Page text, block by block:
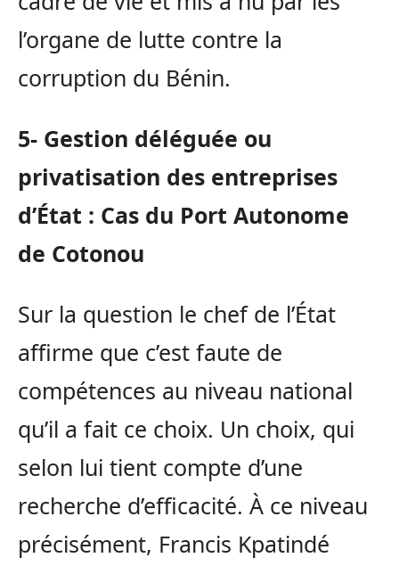
l’organe de lutte contre la
corruption du Bénin.
5- Gestion déléguée ou
privatisation des entreprises
d’État : Cas du Port Autonome
de Cotonou
Sur la question le chef de l’État
affirme que c’est faute de
compétences au niveau national
qu’il a fait ce choix. Un choix, qui
selon lui tient compte d’une
recherche d’efficacité. À ce niveau
précisément, Francis Kpatindé